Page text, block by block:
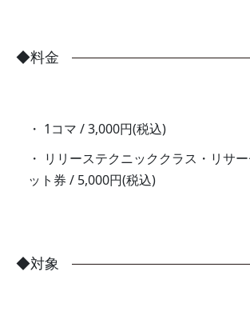
◆料金
1コマ / 3,000円(税込)
リリーステクニッククラス・リサ
ット券 / 5,000円(税込)
◆対象